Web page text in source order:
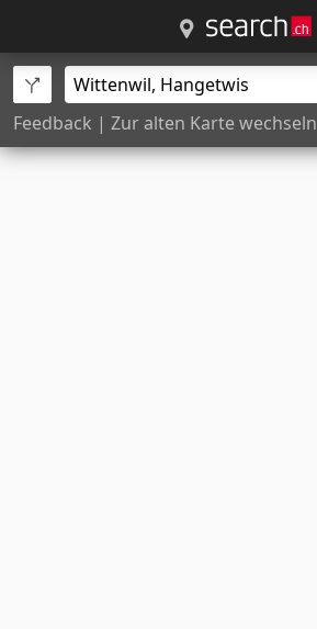
Feedback | Zur alten Karte wechseln